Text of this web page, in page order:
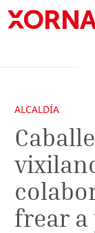
ALCALDÍA
frear a